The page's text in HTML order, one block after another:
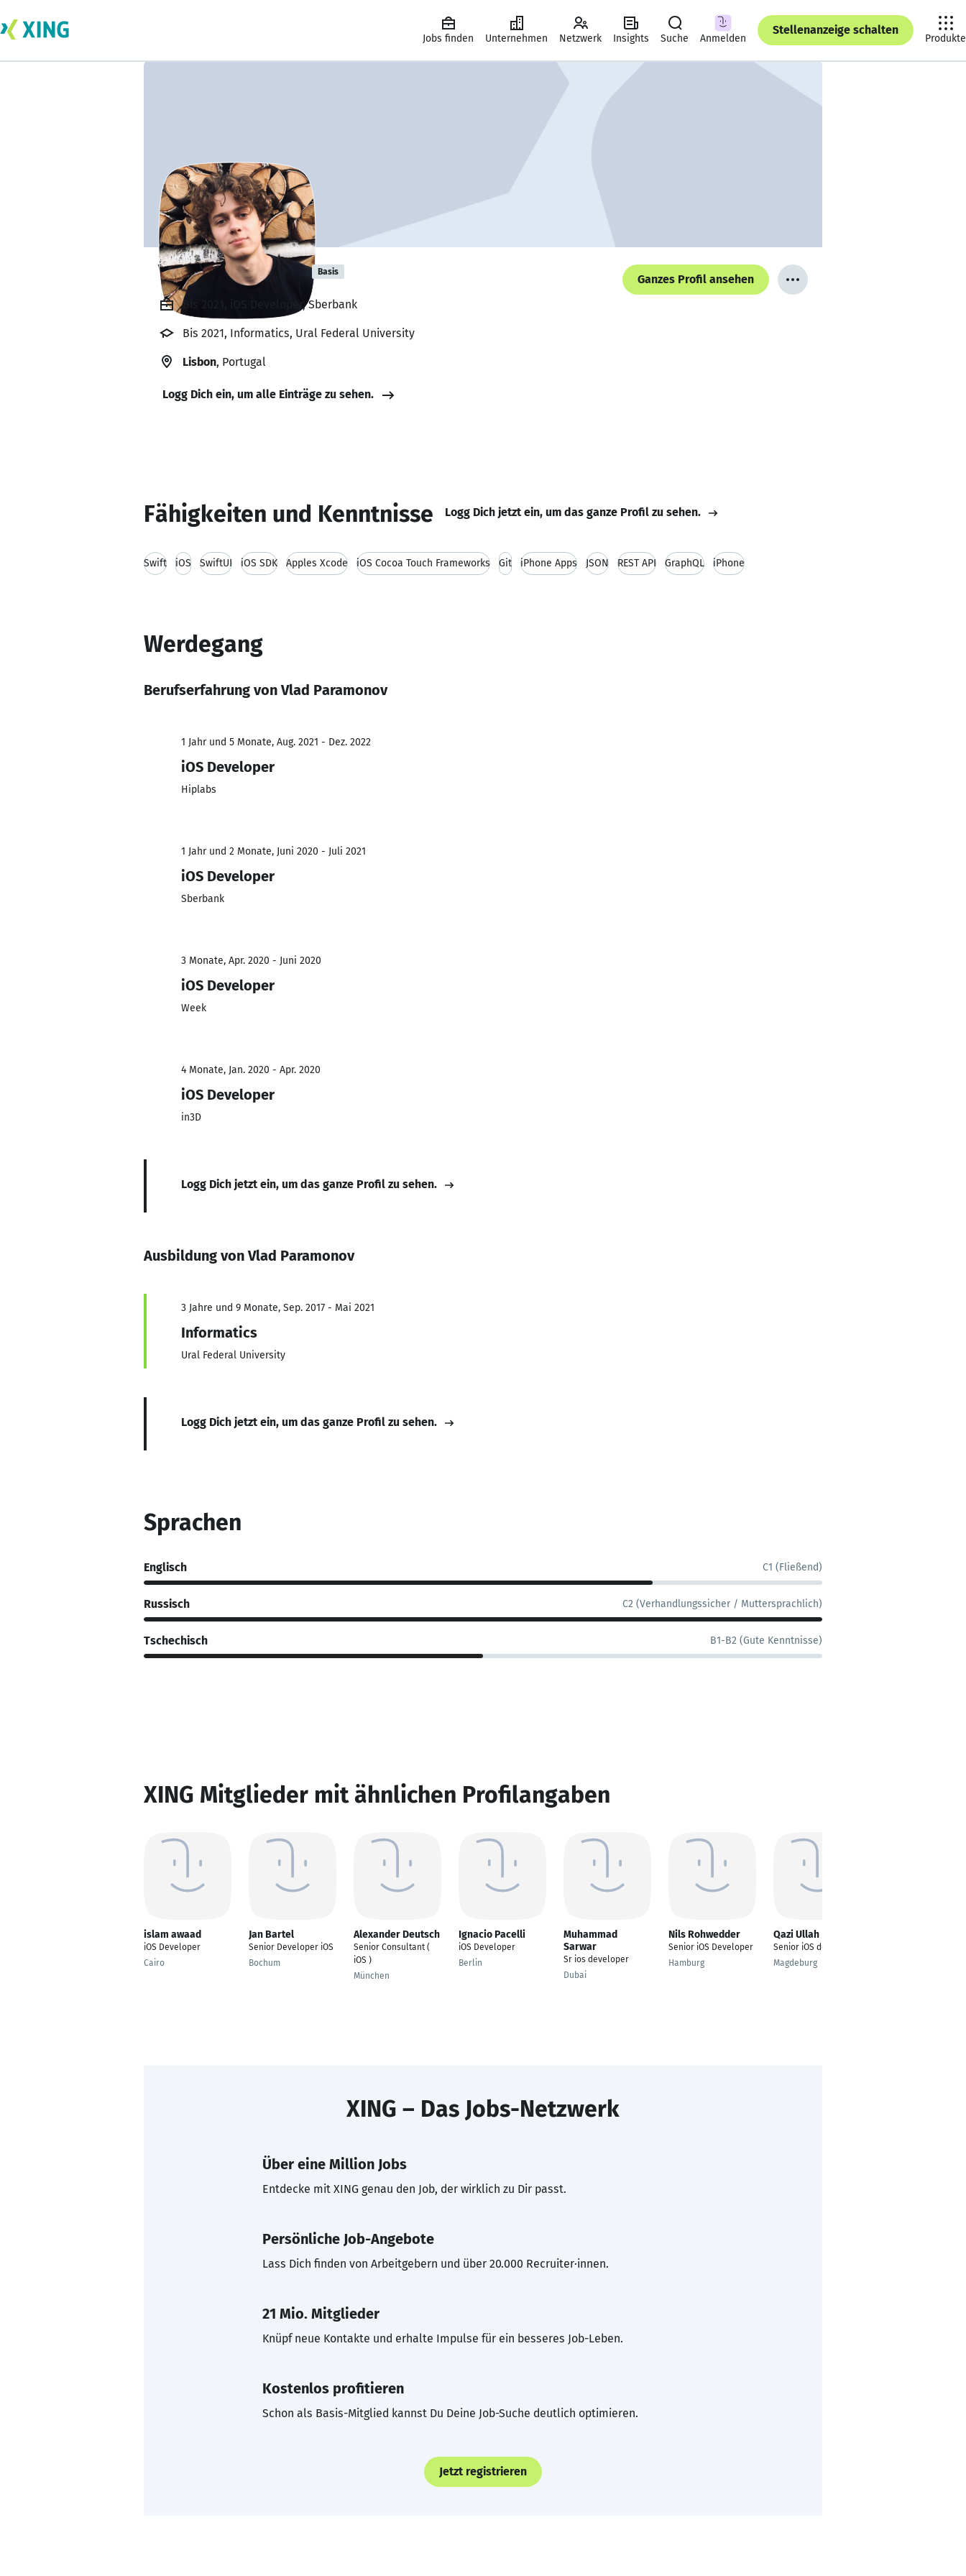
Jobs finden Unternehmen Netzwerk Insights Suche Anmelden
Stellenanzeige schalten
Produkte
Vlad Paramonov Basis
Ganzes Profil ansehen
Bis 2021, iOS Developer, Sberbank
Bis 2021, Informatics, Ural Federal University
Lisbon, Portugal
Logg Dich ein, um alle Einträge zu sehen.
Fähigkeiten und Kenntnisse Logg Dich jetzt ein, um das ganze Profil zu sehen.
Swift iOS SwiftUI iOS SDK Apples Xcode iOS Cocoa Touch Frameworks Git iPhone Apps JSON REST API GraphQL iPhone
Werdegang
Berufserfahrung von Vlad Paramonov
1 Jahr und 5 Monate, Aug. 2021 - Dez. 2022
iOS Developer
Hiplabs
1 Jahr und 2 Monate, Juni 2020 - Juli 2021
iOS Developer
Sberbank
3 Monate, Apr. 2020 - Juni 2020
iOS Developer
Week
4 Monate, Jan. 2020 - Apr. 2020
iOS Developer
in3D
Logg Dich jetzt ein, um das ganze Profil zu sehen.
Ausbildung von Vlad Paramonov
3 Jahre und 9 Monate, Sep. 2017 - Mai 2021
Informatics
Ural Federal University
Logg Dich jetzt ein, um das ganze Profil zu sehen.
Sprachen
Englisch C1 (Fließend)
Russisch C2 (Verhandlungssicher / Muttersprachlich)
Tschechisch B1-B2 (Gute Kenntnisse)
XING Mitglieder mit ähnlichen Profilangaben
islam awaad
iOS Developer
Cairo
Jan Bartel
Senior Developer iOS
Bochum
Alexander Deutsch
Senior Consultant (
iOS )
München
Ignacio Pacelli
iOS Developer
Berlin
Muhammad
Sarwar
Sr ios developer
Dubai
Nils Rohwedder
Senior iOS Developer
Hamburg
Qazi Ullah
Senior iOS developer
Magdeburg
XING – Das Jobs-Netzwerk
Über eine Million Jobs
Entdecke mit XING genau den Job, der wirklich zu Dir passt.
Persönliche Job-Angebote
Lass Dich finden von Arbeitgebern und über 20.000 Recruiter·innen.
21 Mio. Mitglieder
Knüpf neue Kontakte und erhalte Impulse für ein besseres Job-Leben.
Kostenlos profitieren
Schon als Basis-Mitglied kannst Du Deine Job-Suche deutlich optimieren.
Jetzt registrieren